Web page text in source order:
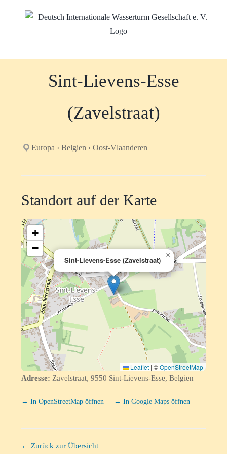
Sint-Lievens-Esse
(Zavelstraat)
Europa › Belgien › Oost-Vlaanderen
Standort auf der Karte
Sint-Lievens-Esse (Zavelstraat)
×
+
−
Leaflet | ©OpenStreetMap
Adresse: Zavelstraat, 9550 Sint-Lievens-Esse, Belgien
→ In OpenStreetMap öffnen → In Google Maps öffnen
← Zurück zur Übersicht